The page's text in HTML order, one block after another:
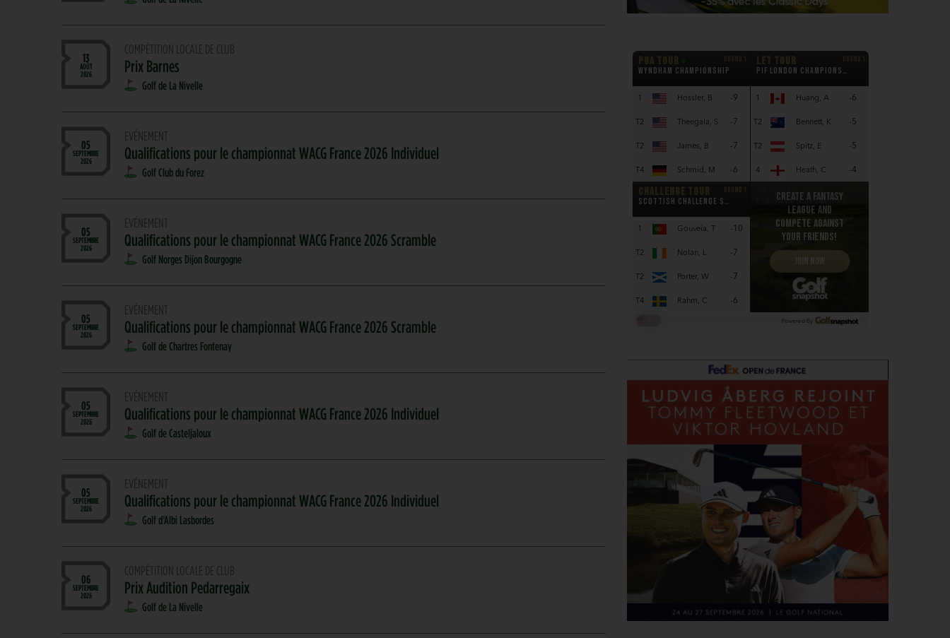
13
AOÛT
2026
COMPÉTITION LOCALE DE CLUB
Prix Barnes
Golf de La Nivelle
05
SEPTEMBRE
2026
EVÉNEMENT
Qualifications pour le championnat WACG France 2026 Individuel
Golf Club du Forez
05
SEPTEMBRE
2026
EVÉNEMENT
Qualifications pour le championnat WACG France 2026 Scramble
Golf Norges Dijon Bourgogne
05
SEPTEMBRE
2026
EVÉNEMENT
Qualifications pour le championnat WACG France 2026 Scramble
Golf de Chartres Fontenay
05
SEPTEMBRE
2026
EVÉNEMENT
Qualifications pour le championnat WACG France 2026 Individuel
Golf de Casteljaloux
05
SEPTEMBRE
2026
EVÉNEMENT
Qualifications pour le championnat WACG France 2026 Individuel
Golf d’Albi Lasbordes
06
SEPTEMBRE
2026
COMPÉTITION LOCALE DE CLUB
Prix Audition Pedarregaix
Golf de La Nivelle